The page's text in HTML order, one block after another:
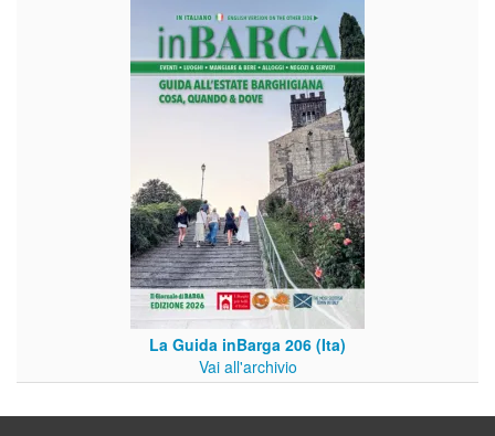
La Guida inBarga 206 (Ita)
Vai all'archivio